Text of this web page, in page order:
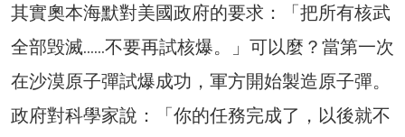
其實奧本海默對美國政府的要求：「把所有核武
全部毁滅……不要再試核爆。」可以麼？當第一次
在沙漠原子彈試爆成功，軍方開始製造原子彈。
政府對科學家說：「你的任務完成了，以後就不